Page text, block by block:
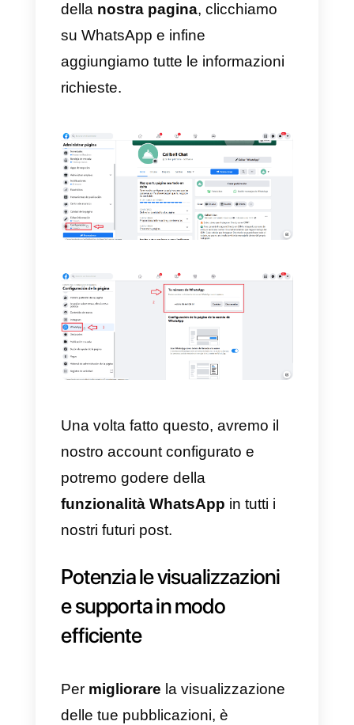
2)Una volta scritto e redatto il
nostro post, con il testo e
allo step successivo, ossia
“aggiungi alla tua
pubblicazione”, toccando i tre
puntini.
3) Infine, clicchiamo sul pulsante
WhatsAppche reindirizzerà
WhatsApp Businessa qualsiasi
utente.